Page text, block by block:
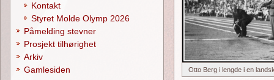
Otto Berg i lengde i en
Kontakt
Styret Molde Olymp 2026
Påmelding stevner
Prosjekt tilhørighet
Arkiv
Gamlesiden